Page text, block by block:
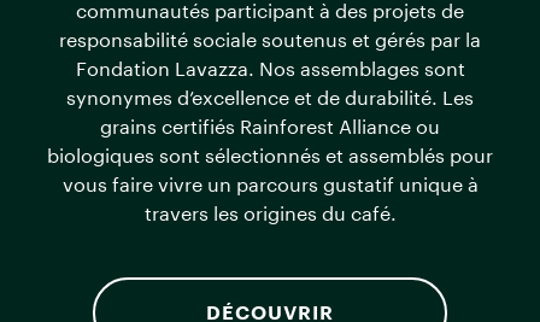
communautés participant à des projets de
responsabilité sociale soutenus et gérés par la
Fondation Lavazza. Nos assemblages sont
synonymes d’excellence et de durabilité. Les
grains certifiés Rainforest Alliance ou
biologiques sont sélectionnés et assemblés pour
vous faire vivre un parcours gustatif unique à
travers les origines du café.
DÉCOUVRIR